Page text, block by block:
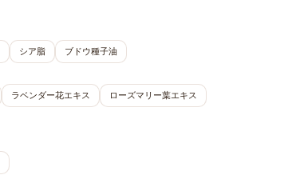
シア脂
ブドウ種子油
ラベンダー花エキス ローズマリー葉エキス